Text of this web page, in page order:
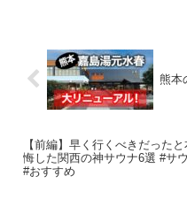
熊本
【前編】早く行くべきだった
悔した関西の神サウナ6選 #サ
#おすすめ